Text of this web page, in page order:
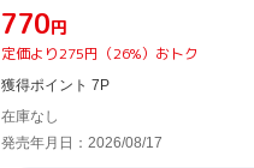
¥770円
定価より275円（26%）おトク
獲得ポイント 7P
在庫なし
発売年月日：2026/08/17